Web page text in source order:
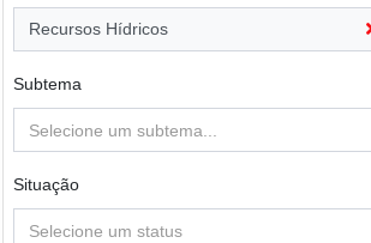
Recursos Hídricos
Subtema
Selecione um subtema...
Situação
Selecione um status